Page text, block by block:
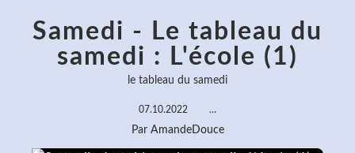
Samedi - Le tableau du
samedi : L'école (1)
le tableau du samedi
07.10.2022 …
Par AmandeDouce